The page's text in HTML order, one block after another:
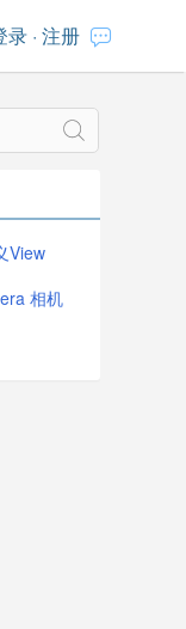
录 · 注册
View
相机